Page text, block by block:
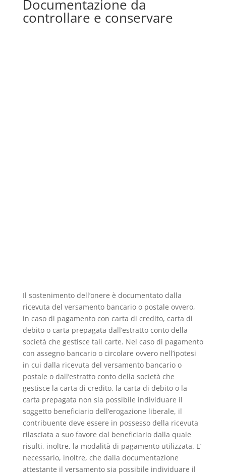
Documentazione da
controllare e conservare
Il sostenimento dell’onere è documentato dalla
ricevuta del versamento bancario o postale ovvero,
in caso di pagamento con carta di credito, carta di
debito o carta prepagata dall’estratto conto della
società che gestisce tali carte. Nel caso di pagamento
con assegno bancario o circolare ovvero nell’ipotesi
in cui dalla ricevuta del versamento bancario o
postale o dall’estratto conto della società che
gestisce la carta di credito, la carta di debito o la
carta prepagata non sia possibile individuare il
soggetto beneficiario dell’erogazione liberale, il
contribuente deve essere in possesso della ricevuta
rilasciata a suo favore dal beneficiario dalla quale
risulti, inoltre, la modalità di pagamento utilizzata. E’
necessario, inoltre, che dalla documentazione
attestante il versamento sia possibile individuare il